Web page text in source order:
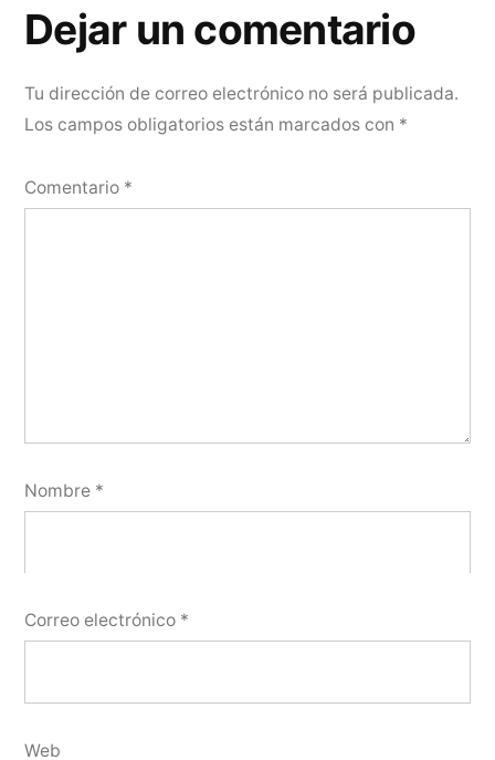
un
comentario
Tu dirección de correo electrónico no será publicada.
Los campos obligatorios están marcados con *
Comentario *
Nombre *
Correo electrónico *
Web
Dejar un comentario